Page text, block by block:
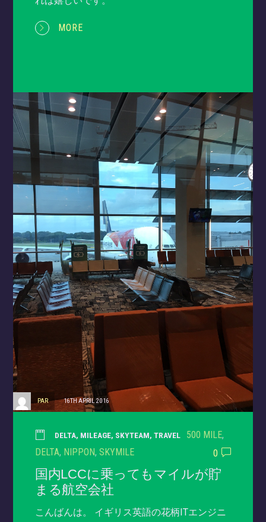
MORE
PAR 16TH APRIL 2016
DELTA, MILEAGE, SKYTEAM, TRAVEL 500 MILE,
DELTA, NIPPON, SKYMILE 0
国内LCCに乗ってもマイルが貯
まる航空会社
こんばんは。 イギリス英語の花柄ITエンジニ